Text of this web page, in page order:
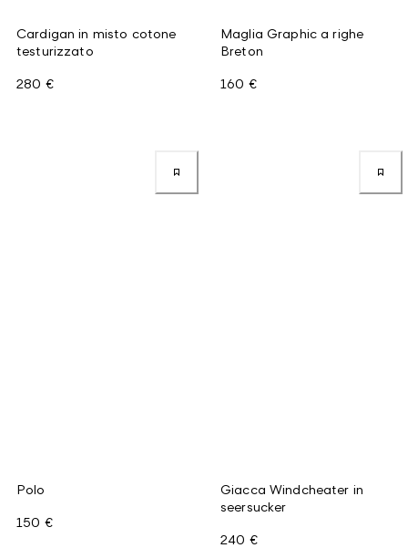
Cardigan in misto cotone
testurizzato
280 €
Maglia Graphic a righe
Breton
160 €
Polo
150 €
Giacca Windcheater in
seersucker
240 €